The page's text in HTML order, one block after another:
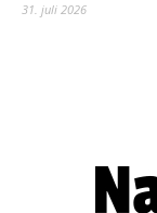
31. juli 2026